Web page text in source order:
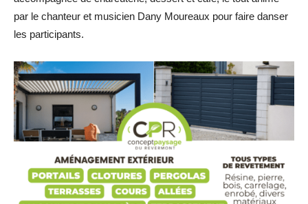
par le chanteur et musicien Dany Moureaux pour faire danser
les participants.